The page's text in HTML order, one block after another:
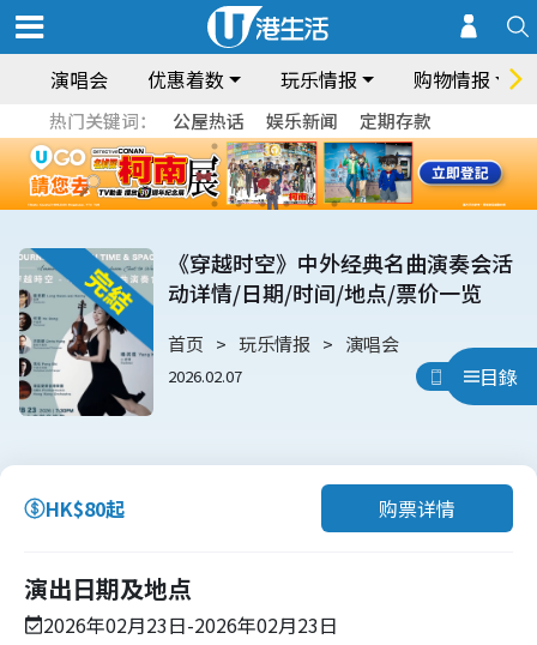
演唱会 优惠着数 玩乐情报 购物情报
热门关键词： 公屋热话 娱乐新闻 定期存款
目錄
《穿越时空》中外经典名曲演奏会活
动详情/日期/时间/地点/票价一览
首页 玩乐情报 演唱会
2026.02.07 用App睇
HK$80起 购票详情
演出日期及地点
2026年02月23日-2026年02月23日